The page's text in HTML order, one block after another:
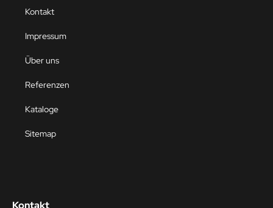
Kontakt
Impressum
Über uns
Referenzen
Kataloge
Sitemap
Kontakt